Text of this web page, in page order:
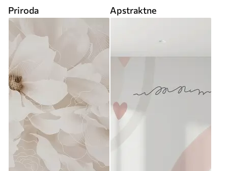
Priroda Apstraktne